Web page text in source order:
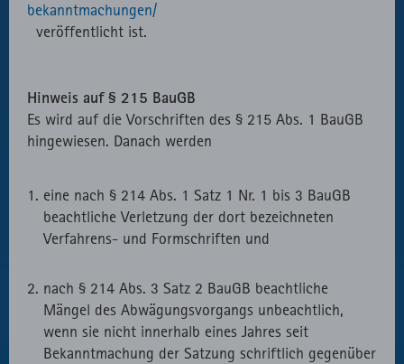
bekanntmachungen/
veröffentlicht ist.
Hinweis auf § 215 BauGB
Es wird auf die Vorschriften des § 215 Abs. 1 BauGB
hingewiesen. Danach werden
eine nach § 214 Abs. 1 Satz 1 Nr. 1 bis 3 BauGB
beachtliche Verletzung der dort bezeichneten
Verfahrens- und Formschriften und
nach § 214 Abs. 3 Satz 2 BauGB beachtliche
Mängel des Abwägungsvorgangs unbeachtlich,
wenn sie nicht innerhalb eines Jahres seit
Bekanntmachung der Satzung schriftlich gegenüber